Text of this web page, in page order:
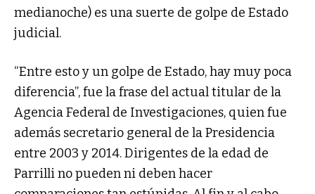
medianoche) es una suerte de golpe de Estado
judicial.
“Entre esto y un golpe de Estado, hay muy poca
diferencia”, fue la frase del actual titular de la
Agencia Federal de Investigaciones, quien fue
además secretario general de la Presidencia
entre 2003 y 2014. Dirigentes de la edad de
Parrilli no pueden ni deben hacer